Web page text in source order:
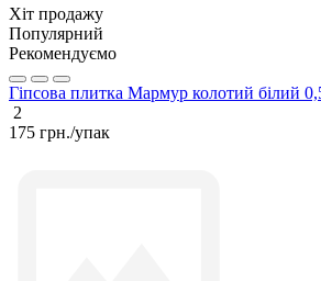
Хіт продажу
Популярний
Рекомендуємо
Гіпсова плитка Мармур колотий білий
2
175 грн./упак